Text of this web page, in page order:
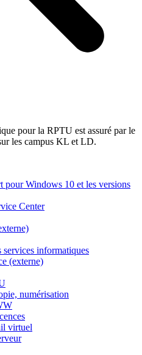
pour la RPTU est assuré par le
les campus KL et LD.
pour Windows 10 et les versions
Center
services informatiques
(externe)
numérisation
virtuel